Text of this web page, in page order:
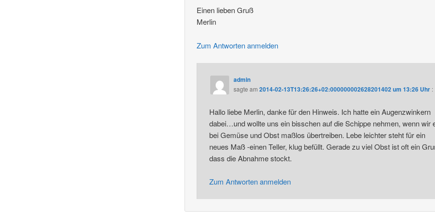
Einen lieben Gruß
Merlin
Zum Antworten anmelden
admin
sagte am 2014-02-13T13:26:26+02:000000002628201402 um 13:26 Uhr :
Hallo liebe Merlin, danke für den Hinweis. Ich hatte ein Augenzwinkern
dabei…und wollte uns ein bisschen auf die Schippe nehmen, wenn wir
bei Gemüse und Obst maßlos übertreiben. Lebe leichter steht für ein
neues Maß -einen Teller, klug befüllt. Gerade zu viel Obst ist oft ein
dass die Abnahme stockt.
Zum Antworten anmelden